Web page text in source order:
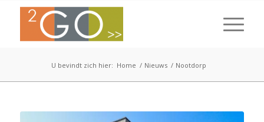
U bevindt zich hier: Home / Nieuws / Nootdorp